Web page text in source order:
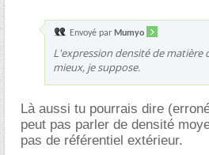
Envoyé par Mumyo
L'expression densité de matière
mieux, je suppose.
Là aussi tu pourrais dire
peut pas parler de densité
pas de référentiel extérieur.